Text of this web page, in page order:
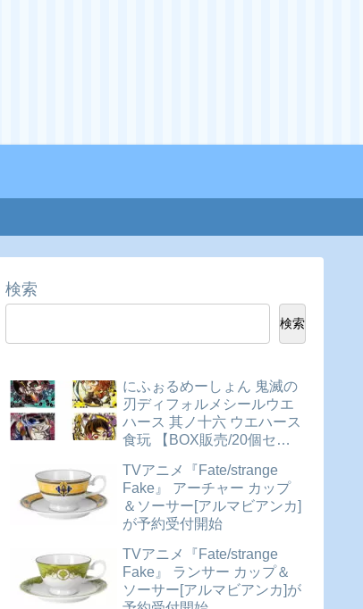
検索
検索
にふぉるめーしょん 鬼滅の
刃ディフォルメシールウエ
ハース 其ノ十六 ウエハース
食玩 【BOX販売/20個セッ
TVアニメ『Fate/strange
Fake』 アーチャー カップ
＆ソーサー[アルマビアンカ]
が予約受付開始
TVアニメ『Fate/strange
Fake』 ランサー カップ＆
ソーサー[アルマビアンカ]が